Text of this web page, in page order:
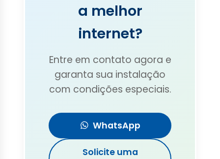
a melhor
internet?
Entre em contato agora e
garanta sua instalação
com condições especiais.
WhatsApp
Solicite uma